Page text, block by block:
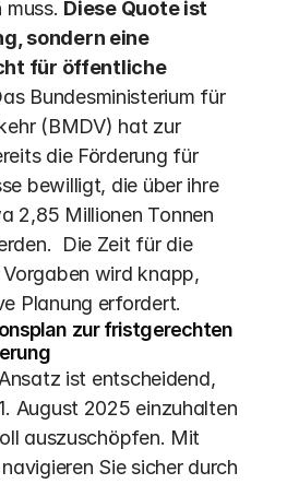
muss. Diese Quote ist
sondern eine
für öffentliche
Bundesministerium für
(BMDV) hat zur
die Förderung für
bewilligt, die über ihre
2,85 Millionen Tonnen
Die Zeit für die
wird knapp,
Planung erfordert.
zur fristgerechten
ist entscheidend,
August 2025 einzuhalten
auszuschöpfen. Mit
Sie sicher durch